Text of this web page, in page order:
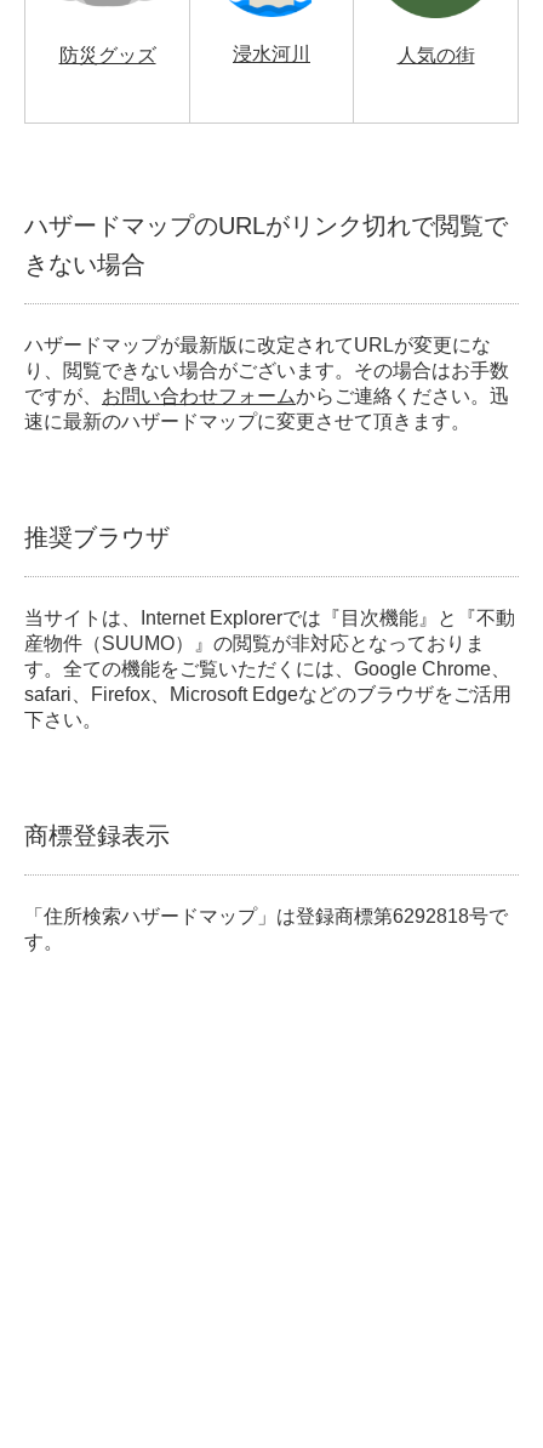
防災グッズ 浸水河川 人気の街
ハザードマップのURLがリンク切れで閲覧で
きない場合
ハザードマップが最新版に改定されてURLが変更にな
り、閲覧できない場合がございます。その場合はお手数
ですが、 お問い合わせフォームからご連絡ください。迅
速に最新のハザードマップに変更させて頂きます。
推奨ブラウザ
当サイトは、Internet Explorerでは『目次機能』と『不動
産物件（SUUMO）』の閲覧が非対応となっておりま
す。全ての機能をご覧いただくには、Google Chrome、
safari、Firefox、Microsoft Edgeなどのブラウザをご活用
下さい。
商標登録表示
「住所検索ハザードマップ」は登録商標第6292818号で
す。